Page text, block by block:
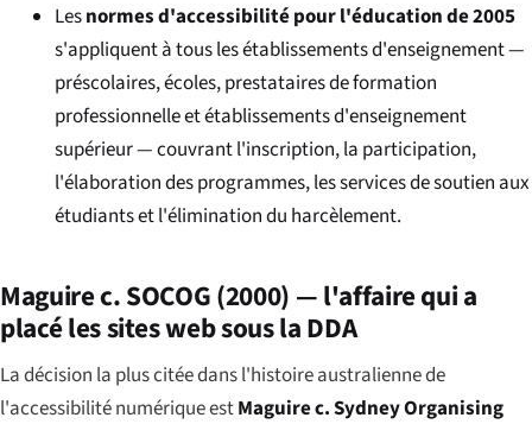
Lesnormes d'accessibilité pour l'éducation de 2005
s'appliquent à tous les établissements d'enseignement —
préscolaires, écoles, prestataires de formation
professionnelle et établissements d'enseignement
supérieur — couvrant l'inscription, la participation,
l'élaboration des programmes, les services de soutien aux
étudiants et l'élimination du harcèlement.
Maguire c. SOCOG (2000) — l'affaire qui a
placé les sites web sous la DDA
La décision la plus citée dans l'histoire australienne de
l'accessibilité numérique estMaguire c. Sydney Organising